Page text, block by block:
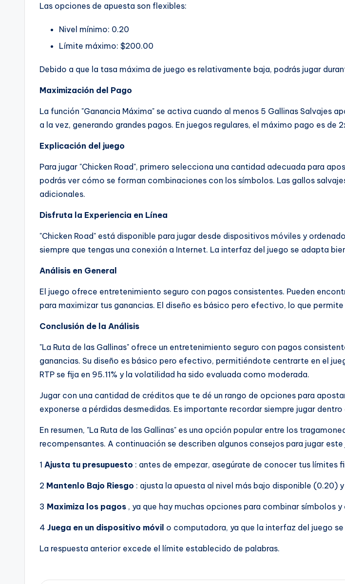
Las opciones de apuesta son flexibles:
Nivel mínimo: 0.20
Límite máximo: $200.00
Debido a que la tasa máxima de juego es relativamente baja, podrás jugar
Maximización del Pago
La función "Ganancia Máxima" se activa cuando al menos 5 Gallinas Salvajes
a la vez, generando grandes pagos. En juegos regulares, el máximo pago es de
Explicación del juego
Para jugar "Chicken Road", primero selecciona una cantidad adecuada para
podrás ver cómo se forman combinaciones con los símbolos. Las gallos
adicionales.
Disfruta la Experiencia en Línea
"Chicken Road" está disponible para jugar desde dispositivos móviles y
siempre que tengas una conexión a Internet. La interfaz del juego se adapta
Análisis en General
El juego ofrece entretenimiento seguro con pagos consistentes. Pueden
para maximizar tus ganancias. El diseño es básico pero efectivo, lo que
Conclusión de la Análisis
"La Ruta de las Gallinas" ofrece un entretenimiento seguro con pagos
ganancias. Su diseño es básico pero efectivo, permitiéndote centrarte en el
RTP se fija en 95.11% y la volatilidad ha sido evaluada como moderada.
Jugar con una cantidad de créditos que te dé un rango de opciones para
exponerse a pérdidas desmedidas. Es importante recordar siempre jugar
En resumen, "La Ruta de las Gallinas" es una opción popular entre los
recompensantes. A continuación se describen algunos consejos para jugar
1 Ajusta tu presupuesto : antes de empezar, asegúrate de conocer tus límites
2 Mantenlo Bajo Riesgo : ajusta la apuesta al nivel más bajo disponible (0.20)
3 Maximiza los pagos , ya que hay muchas opciones para combinar símbolos
4 Juega en un dispositivo móvil o computadora, ya que la interfaz del juego
La respuesta anterior excede el límite establecido de palabras.